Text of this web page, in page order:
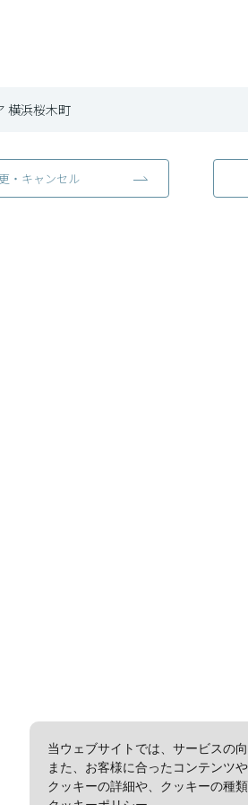
横浜桜木町
・キャンセル
当ウェブサイトでは、サービスの
また、お客様に合ったコンテンツ
クッキーの詳細や、クッキーの種